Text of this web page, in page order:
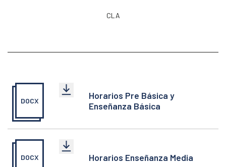
CLA
DOCX
Horarios Pre Básica y
Enseñanza Básica
DOCX Horarios Enseñanza Media